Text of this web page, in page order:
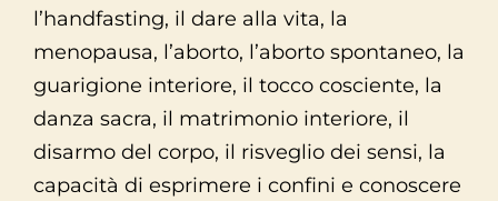
l’handfasting, il dare alla vita, la
menopausa, l’aborto, l’aborto spontaneo, la
guarigione interiore, il tocco cosciente, la
danza sacra, il matrimonio interiore, il
disarmo del corpo, il risveglio dei sensi, la
capacità di esprimere i confini e conoscere